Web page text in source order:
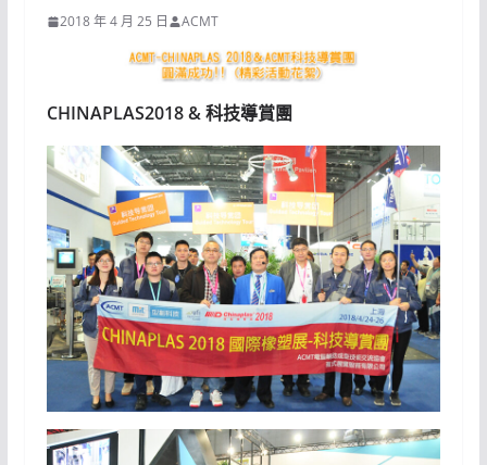
2018 年 4 月 25 日 ACMT
CHINAPLAS2018 & 科技導賞團